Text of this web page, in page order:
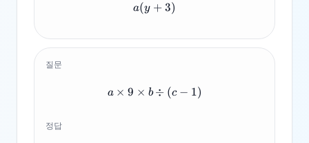
a(y+3)
a(y + 3)
질문
a \times 9 \times b \div (c-1)
a × 9 × b ÷ (c − 1)
정답